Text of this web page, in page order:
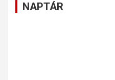
NAPTÁR